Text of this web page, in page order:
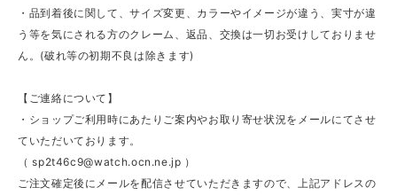
・品到着後に関して、サイズ変更、カラーやイメージが違う、実寸が違
う等を気にされる方のクレーム、返品、交換は一切お受けしておりませ
ん。(破れ等の初期不良は除きます)
【ご連絡について】
・ショップご利用時にあたりご案内やお取り寄せ状況をメールにてさせ
ていただいております。
（sp2t46c9@watch.ocn.ne.jp ）
ご注文確定後にメールを配信させていただきますので、上記アドレスの